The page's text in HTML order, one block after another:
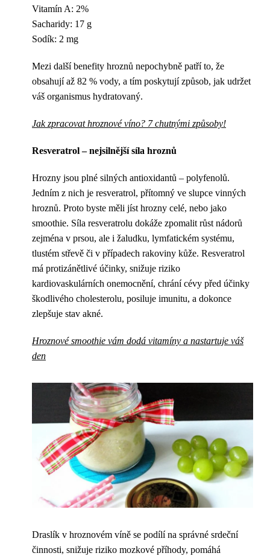
Vitamín A: 2%
Sacharidy: 17 g
Sodík: 2 mg
Mezi další benefity hroznů nepochybně patří to, že
obsahují až 82 % vody, a tím poskytují způsob, jak udržet
váš organismus hydratovaný.
Jak zpracovat hroznové víno? 7 chutnými způsoby!
Resveratrol – nejsilnější síla hroznů
Hrozny jsou plné silných antioxidantů – polyfenolů.
Jedním z nich je resveratrol, přítomný ve slupce vinných
hroznů. Proto byste měli jíst hrozny celé, nebo jako
smoothie. Síla resveratrolu dokáže zpomalit růst nádorů
zejména v prsou, ale i žaludku, lymfatickém systému,
tlustém střevě či v případech rakoviny kůže. Resveratrol
má protizánětlivé účinky, snižuje riziko
kardiovaskulárních onemocnění, chrání cévy před účinky
škodlivého cholesterolu, posiluje imunitu, a dokonce
zlepšuje stav akné.
Hroznové smoothie vám dodá vitamíny a nastartuje váš
den
Draslík v hroznovém víně se podílí na správné srdeční
činnosti, snižuje riziko mozkové příhody, pomáhá